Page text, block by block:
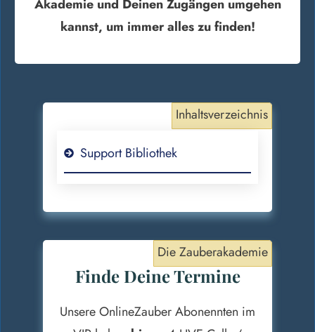
Akademie und Deinen Zugängen umgehen
kannst, um immer alles zu finden!
Inhaltsverzeichnis
Support Bibliothek
Die Zauberakademie
Finde Deine Termine
Unsere OnlineZauber Abonennten im